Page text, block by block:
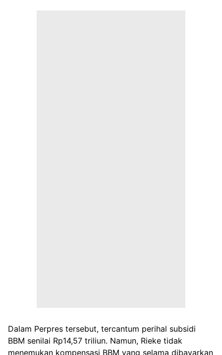
Dalam Perpres tersebut, tercantum perihal subsidi
BBM senilai Rp14,57 triliun. Namun, Rieke tidak
menemukan kompensasi BBM yang selama dibayarkan